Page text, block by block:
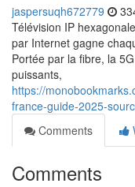
jaspersuqh672779
Télévision IP
par Internet gagne
Portée par la fibre, la
puissants,
https://
france-guide-2025-
Comments
Comments